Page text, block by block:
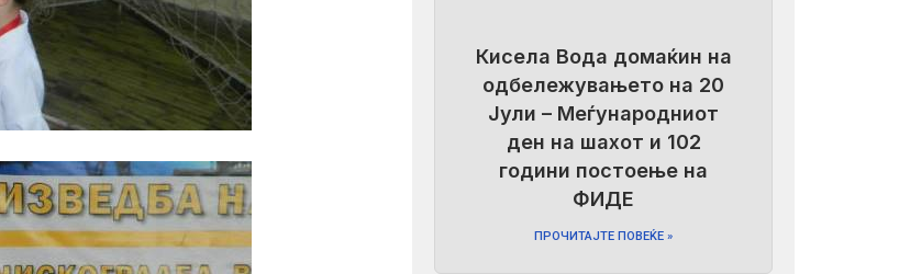
Кисела Вода домаќин на
одбележувањето на 20
Јули – Меѓународниот
ден на шахот и 102
години постоење на
ФИДЕ
ПРОЧИТАЈТЕ ПОВЕЌЕ »